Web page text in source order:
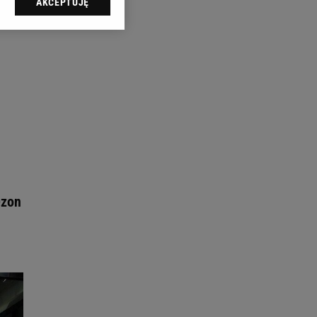
sp. z o.o., jej
swoje preferencje
reklam i treści,